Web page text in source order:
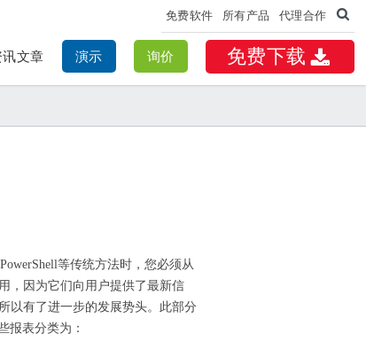
免费软件 所有产品 代理合作
免费下载
讯文章 演示 询价
等传统方法时，您必须从
，因为它们向用户提供了最新信
以有了进一步的发展势头。此部分
报表分类为：